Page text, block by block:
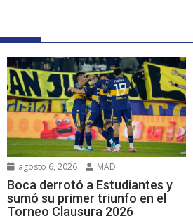
agosto 6, 2026 MAD
Boca derrotó a Estudiantes y
sumó su primer triunfo en el
Torneo Clausura 2026